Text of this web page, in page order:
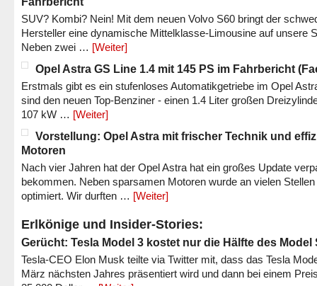
SUV? Kombi? Nein! Mit dem neuen Volvo S60 bringt der
Hersteller eine dynamische Mittelklasse-Limousine auf unsere
Neben zwei … [Weiter]
Opel Astra GS Line 1.4 mit 145 PS im Fahrbericht
Erstmals gibt es ein stufenloses Automatikgetriebe im Opel
sind den neuen Top-Benziner - einen 1.4 Liter großen
107 kW … [Weiter]
Vorstellung: Opel Astra mit frischer Technik und
Motoren
Nach vier Jahren hat der Opel Astra hat ein großes Update
bekommen. Neben sparsamen Motoren wurde an vielen Stellen
optimiert. Wir durften … [Weiter]
Erlkönige und Insider-Stories:
Gerücht: Tesla Model 3 kostet nur die Hälfte des Model
Tesla-CEO Elon Musk teilte via Twitter mit, dass das Tesla
März nächsten Jahres präsentiert wird und dann bei einem